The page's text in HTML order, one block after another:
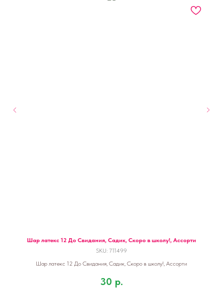
Шар латекс 12 До Свидания, Садик, Скоро в школу!, Ассорти
SKU: 711499
Шар латекс 12 До Свидания, Садик, Скоро в школу!, Ассорти
30 р.